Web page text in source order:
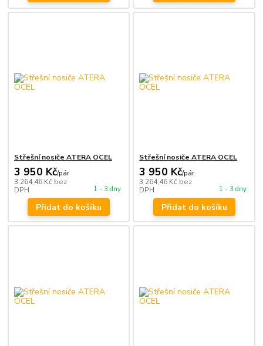
Střešní nosiče ATERA OCEL
3 950 Kč/pár
3 264,46 Kč bez
DPH
1 - 3 dny
Přidat do košíku
Střešní nosiče ATERA OCEL
3 950 Kč/pár
3 264,46 Kč bez
DPH
1 - 3 dny
Přidat do košíku